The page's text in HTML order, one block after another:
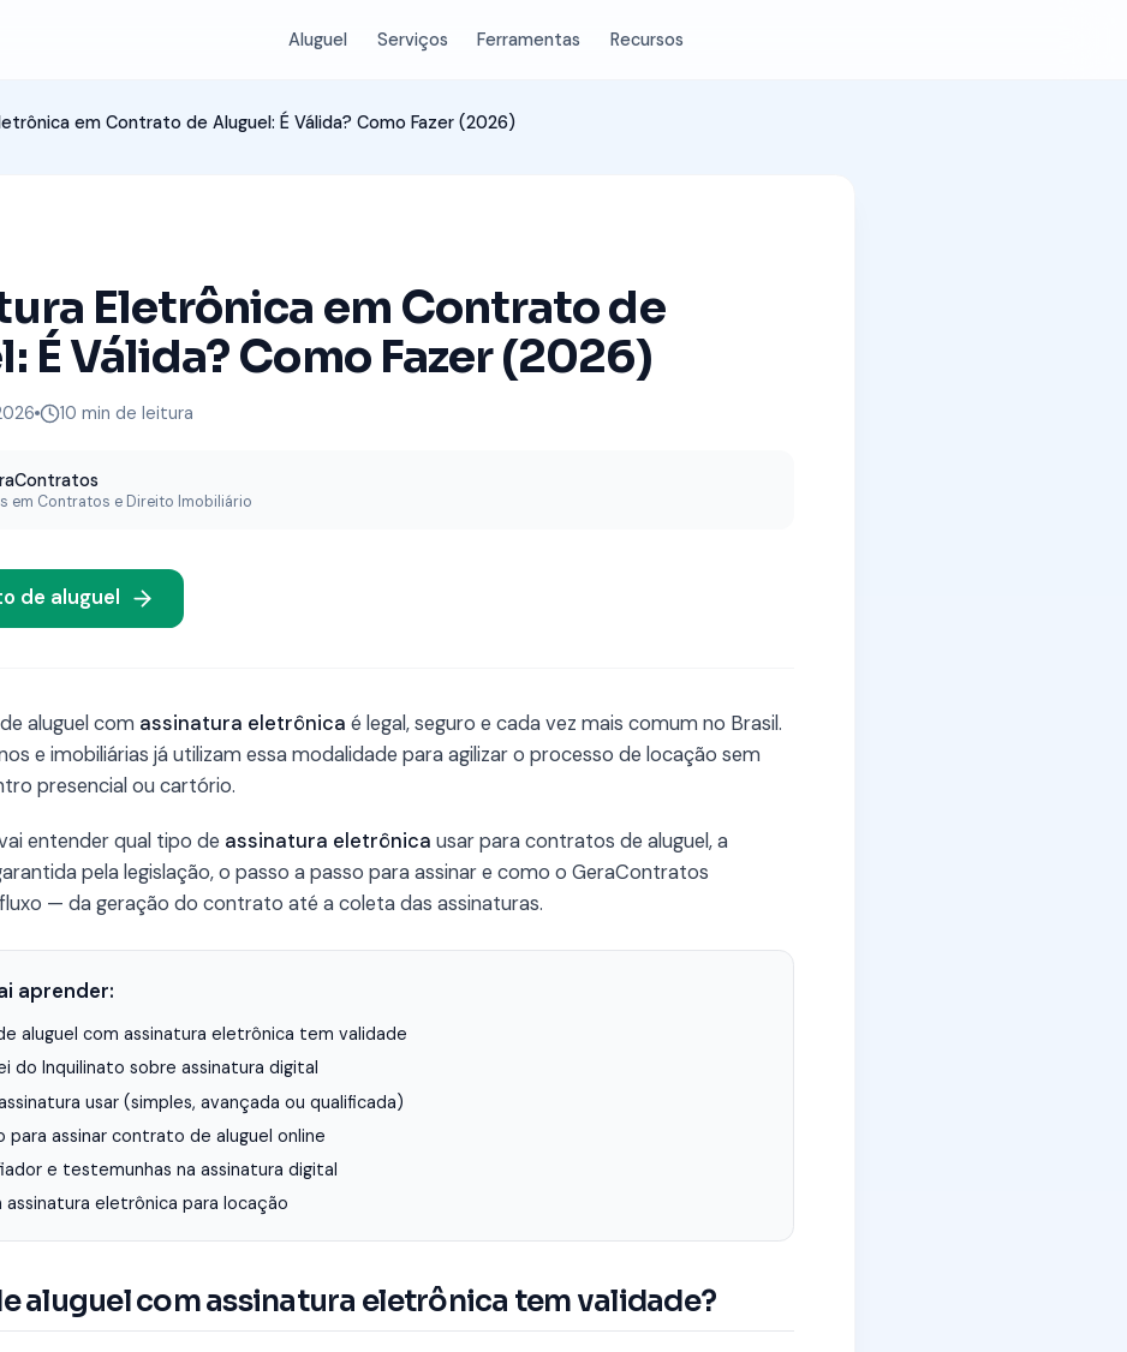
Aluguel Serviços Ferramentas Recursos
em Contrato de Aluguel: É Válida? Como Fazer (2026)
Eletrônica em Contrato de
É Válida? Como Fazer (2026)
10 min de leitura
em Contratos e Direito Imobiliário
de aluguel
aluguel com assinatura eletrônica é legal, seguro e cada vez mais comum no Brasil.
e imobiliárias já utilizam essa modalidade para agilizar o processo de locação sem
presencial ou cartório.
entender qual tipo de assinatura eletrônica usar para contratos de aluguel, a
pela legislação, o passo a passo para assinar e como o GeraContratos
— da geração do contrato até a coleta das assinaturas.
aprender:
aluguel com assinatura eletrônica tem validade
do Inquilinato sobre assinatura digital
usar (simples, avançada ou qualificada)
para assinar contrato de aluguel online
e testemunhas na assinatura digital
assinatura eletrônica para locação
aluguel com assinatura eletrônica tem validade?